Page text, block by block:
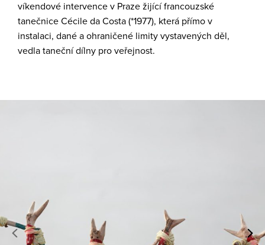
víkendové intervence v Praze žijící francouzské
tanečnice Cécile da Costa (*1977), která přímo v
instalaci, dané a ohraničené limity vystavených děl,
vedla taneční dílny pro veřejnost.